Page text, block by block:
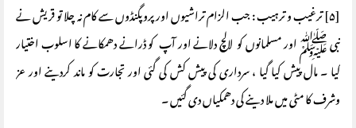
[۵] ترغیب و ترہیب : جب الزام تراشیوں اور پروپگنڈوں سے کام نہ چلا تو قریش نے
نبی ﷺ اور مسلمانوں کو لالچ دلانے اور آپ کو ڈرانے دھمکانے کا اسلوب اختیار
کیا ۔ مال پیش کیا گیا ، سرداری کی پیش کش کی گئی اور تجارت کو ماند کردینے اور عز
وشرف کا مٹی میں ملا دینے کی دھمکیاں دی گئیں ۔